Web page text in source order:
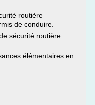
routière
de conduire.
sécurité routière
élémentaires en